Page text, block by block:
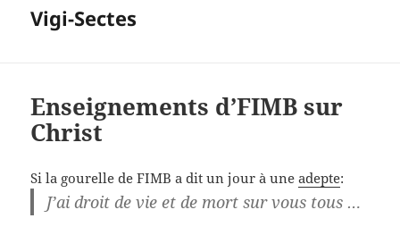
Vigi-Sectes
Enseignements d’FIMB sur
Christ
Si la gourelle de FIMB a dit un jour à uneadepte:
J’ai droit de vie et de mort sur vous tous …